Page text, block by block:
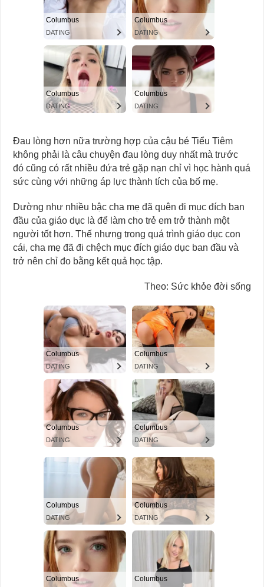
Đau lòng hơn nữa trường hợp của cậu bé Tiểu Tiêm
không phải là câu chuyện đau lòng duy nhất mà trước
đó cũng có rất nhiều đứa trẻ gặp nạn chỉ vì học hành quá
sức cùng với những áp lực thành tích của bố mẹ.
Dường như nhiều bậc cha mẹ đã quên đi mục đích ban
đầu của giáo dục là để làm cho trẻ em trở thành một
người tốt hơn. Thế nhưng trong quá trình giáo dục con
cái, cha mẹ đã đi chệch mục đích giáo dục ban đầu và
trở nên chỉ đo bằng kết quả học tập.
Theo: Sức khỏe đời sống